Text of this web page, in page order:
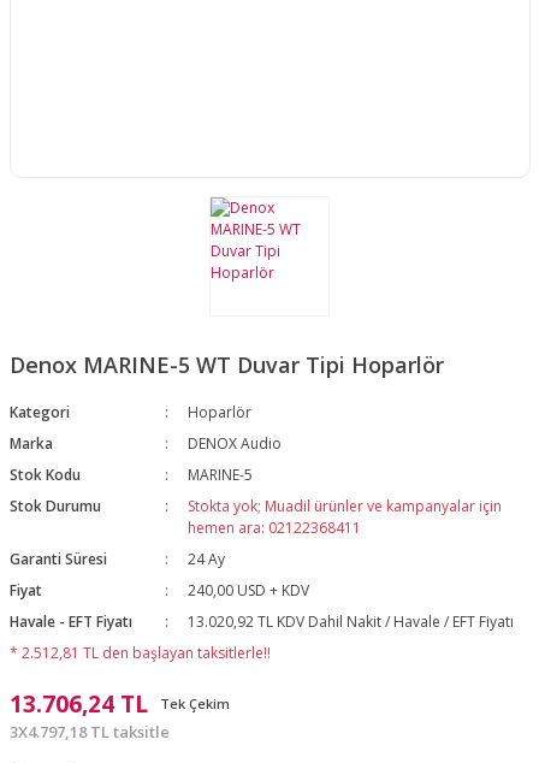
Denox MARINE-5 WT Duvar Tipi Hoparlör
Kategori
Hoparlör
Marka
DENOX Audio
Stok Kodu
MARINE-5
Stok Durumu
Stokta yok; Muadil ürünler ve kampanyalar için
hemen ara: 02122368411
Garanti Süresi
24 Ay
Fiyat
240,00 USD + KDV
Havale - EFT Fiyatı
13.020,92 TL KDV Dahil Nakit / Havale / EFT Fiyatı
* 2.512,81 TL den başlayan taksitlerle!!
13.706,24 TL Tek Çekim
3X4.797,18 TL taksitle